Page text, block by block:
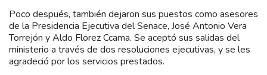
Poco después, también dejaron sus puestos como asesores
de la Presidencia Ejecutiva del Senace, José Antonio Vera
Torrejón y Aldo Florez Ccama. Se aceptó sus salidas del
ministerio a través de dos resoluciones ejecutivas, y se les
agradeció por los servicios prestados.